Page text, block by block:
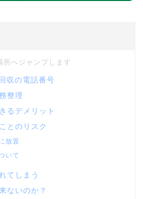
収の電話番号
整理
るデメリット
とのリスク
放置
いて
てしまう
ないのか？